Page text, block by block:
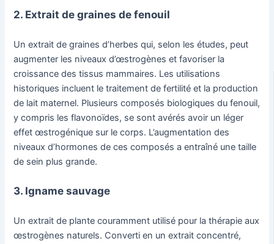
2. Extrait de graines de fenouil
Un extrait de graines d’herbes qui, selon les études, peut
augmenter les niveaux d’œstrogènes et favoriser la
croissance des tissus mammaires. Les utilisations
historiques incluent le traitement de fertilité et la production
de lait maternel. Plusieurs composés biologiques du fenouil,
y compris les flavonoïdes, se sont avérés avoir un léger
effet œstrogénique sur le corps. L’augmentation des
niveaux d’hormones de ces composés a entraîné une taille
de sein plus grande.
3. Igname sauvage
Un extrait de plante couramment utilisé pour la thérapie aux
œstrogènes naturels. Converti en un extrait concentré,